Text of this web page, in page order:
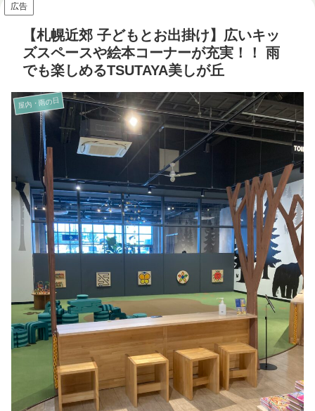
広告
【札幌近郊 子どもとお出掛け】広いキッ
ズスペースや絵本コーナーが充実！！ 雨
でも楽しめるTSUTAYA美しが丘
屋内・雨の日